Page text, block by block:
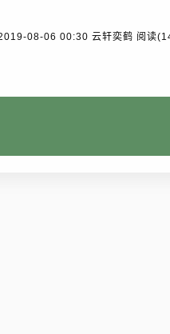
08-06 00:30 云轩奕鹤 阅读